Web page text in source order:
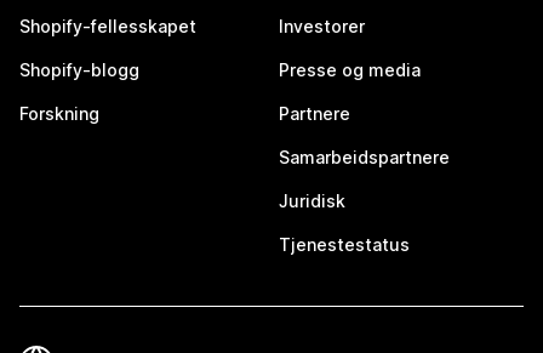
Shopify-fellesskapet
Shopify-blogg
Forskning
Investorer
Presse og media
Partnere
Samarbeidspartnere
Juridisk
Tjenestestatus